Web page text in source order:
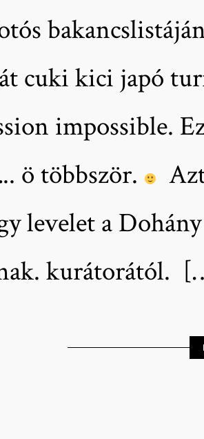
cuki kici japó
impossible.
ö többször.
levelet a
kurátorától.